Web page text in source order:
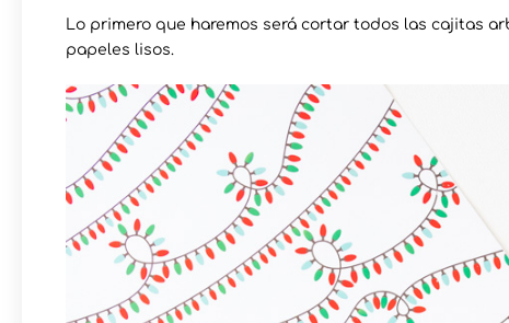
Lo primero que haremos será cortar todos las cajitas
papeles lisos.